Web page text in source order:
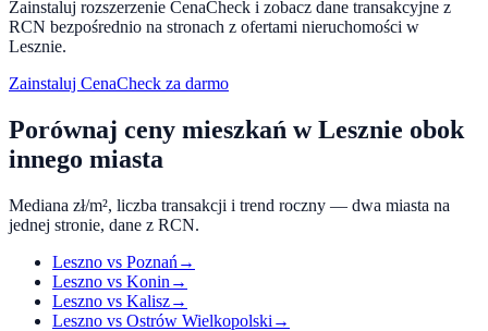
Zainstaluj rozszerzenie CenaCheck i zobacz dane transakcyjne z
RCN bezpośrednio na stronach z ofertami nieruchomości w
Lesznie.
Zainstaluj CenaCheck za darmo
Porównaj ceny mieszkań wLesznie obok
innego miasta
Mediana zł/m², liczba transakcji i trend roczny — dwa miasta na
jednej stronie, dane z RCN.
Leszno vs Poznań →
Leszno vs Konin →
Leszno vs Kalisz→
Leszno vs Ostrów Wielkopolski →